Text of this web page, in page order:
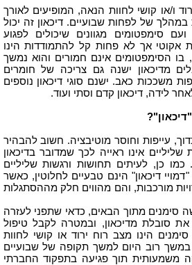
ו/או קושי לחוות הנאה, המופיעים לאורך
במהלך של לפחות שבועיים. דיכאון זה יכול
סימפטומים מגוונים שיכולים לפגוע
אקוטי אך לא פחות קל להתמודדות הינו
בו הסימפטומים אינם חמורים והוא נמשך
מדיכאון ישנה גם צריכה של חומרים
משככות כאב. ישנם סוגי דיכאון נוספים
לידה, דיכאון קדם וסתי ועוד.
עייפות וחוסר מוטיבציה. חשוב להבהיר
אינו ראייה לכך שמדובר בדיכאון
כן, לעיתים תחושות ורגשות שליליים
דיכאון" הינם טבעיים לחלוטין, כאשר
מורכבות, והם מהווים חלק מההסתגלות
סימנים מתוך הבאים, כדאי שתפני לעזרה
סובלת מדיכאון, ובמטרה לקבל טיפול
הינו מצב רוח ירוד או קושי לחוות
במשך רוב היום למשך תקופה של שבועיים
משמעותית תוך פגיעה בתפקוד החברתי